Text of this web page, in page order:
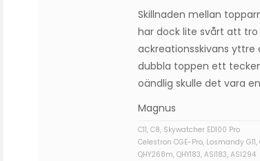
Skillnaden mellan
har dock lite svårt att
ackreationsskivans yttre
dubbla toppen ett
oändlig skulle det vara
Magnus
C11, C8, Skywatcher ED100 Pro
Celestron CGE-Pro, Losmandy
QHY268m, QHY183, ASI183, ASI294